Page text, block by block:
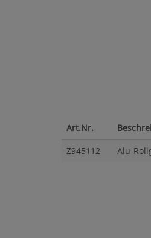
Art.Nr.
Z945112
Alu-